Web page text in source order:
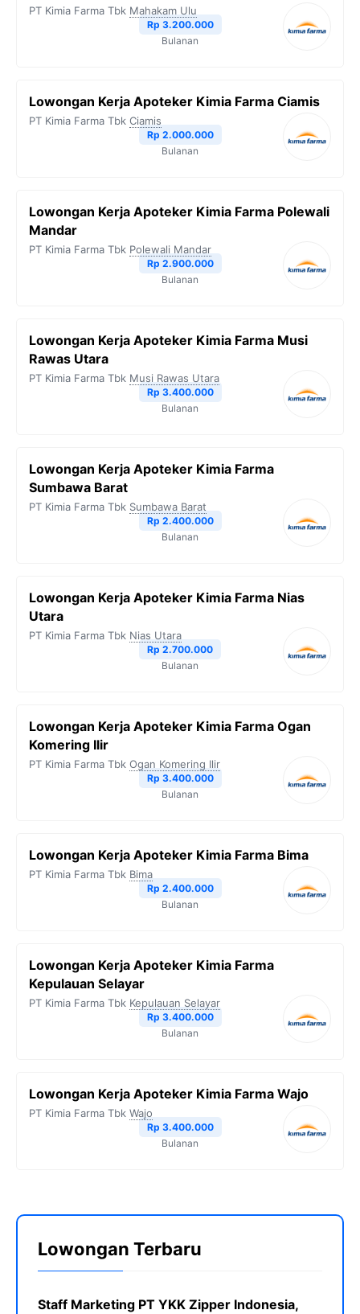
PT Kimia Farma Tbk Mahakam Ulu
Rp 3.200.000
Bulanan
Lowongan Kerja Apoteker Kimia Farma Ciamis
PT Kimia Farma Tbk Ciamis
Rp 2.000.000
Bulanan
Lowongan Kerja Apoteker Kimia Farma Polewali
Mandar
PT Kimia Farma Tbk Polewali Mandar
Rp 2.900.000
Bulanan
Lowongan Kerja Apoteker Kimia Farma Musi
Rawas Utara
PT Kimia Farma Tbk Musi Rawas Utara
Rp 3.400.000
Bulanan
Lowongan Kerja Apoteker Kimia Farma
Sumbawa Barat
PT Kimia Farma Tbk Sumbawa Barat
Rp 2.400.000
Bulanan
Lowongan Kerja Apoteker Kimia Farma Nias
Utara
PT Kimia Farma Tbk Nias Utara
Rp 2.700.000
Bulanan
Lowongan Kerja Apoteker Kimia Farma Ogan
Komering Ilir
PT Kimia Farma Tbk Ogan Komering Ilir
Rp 3.400.000
Bulanan
Lowongan Kerja Apoteker Kimia Farma Bima
PT Kimia Farma Tbk Bima
Rp 2.400.000
Bulanan
Lowongan Kerja Apoteker Kimia Farma
Kepulauan Selayar
PT Kimia Farma Tbk Kepulauan Selayar
Rp 3.400.000
Bulanan
Lowongan Kerja Apoteker Kimia Farma Wajo
PT Kimia Farma Tbk Wajo
Rp 3.400.000
Bulanan
Lowongan Terbaru
Staff Marketing PT YKK Zipper Indonesia,